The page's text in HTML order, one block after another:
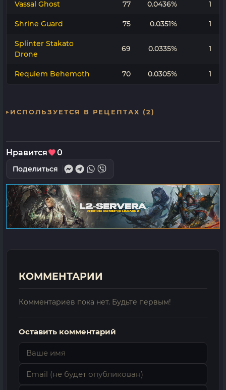
Vassal Ghost 77 0.0436% 1
Shrine Guard 75 0.0351% 1
Splinter Stakato
Drone
69 0.0335% 1
Requiem Behemoth 70 0.0305% 1
ИСПОЛЬЗУЕТСЯ В РЕЦЕПТАХ (2)
Нравится 0
Поделиться
КОММЕНТАРИИ
Комментариев пока нет. Будьте первым!
Оставить комментарий